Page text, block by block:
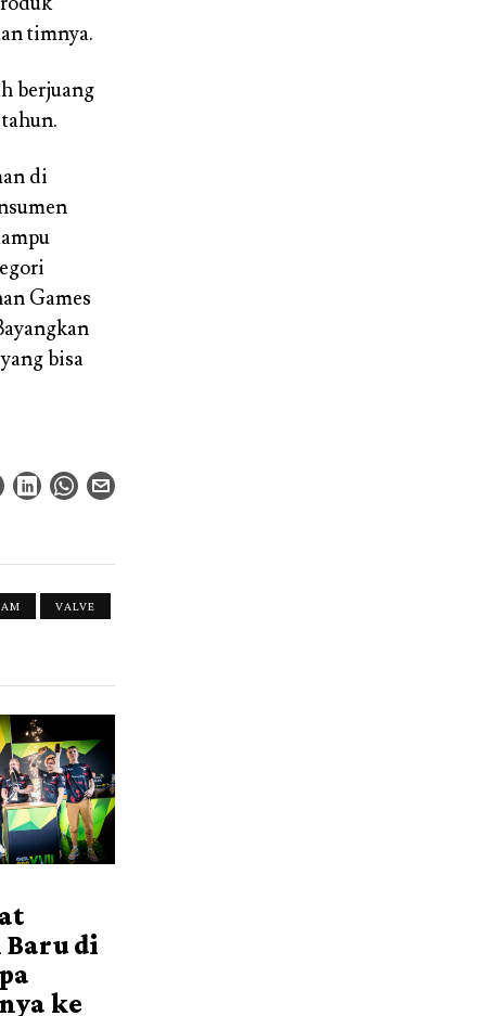
timnya.
berjuang
di
Games
bisa
VALVE
Baru di
ke